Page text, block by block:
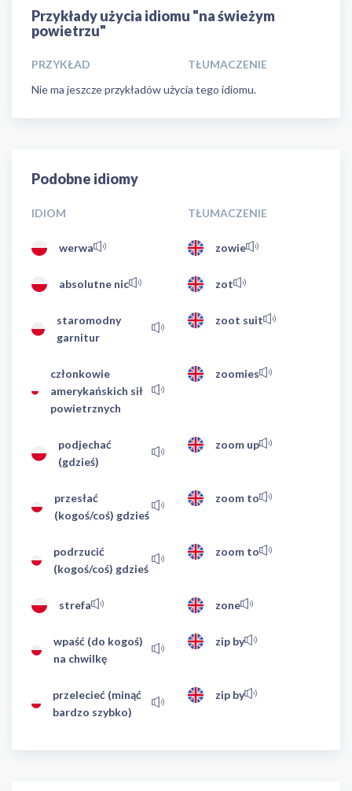
Przykłady użycia idiomu "na świeżym
powietrzu"
PRZYKŁAD
TŁUMACZENIE
Nie ma jeszcze przykładów użycia tego idiomu.
Podobne idiomy
IDIOM TŁUMACZENIE
werwa zowie
absolutne nic zot
staromodny
garnitur
zoot suit
członkowie
amerykańskich sił
powietrznych
zoomies
podjechać
(gdzieś)
zoom up
przesłać
(kogoś/coś) gdzieś
zoom to
podrzucić
(kogoś/coś) gdzieś
zoom to
strefa zone
wpaść (do kogoś)
na chwilkę
zip by
przelecieć (minąć
bardzo szybko)
zip by